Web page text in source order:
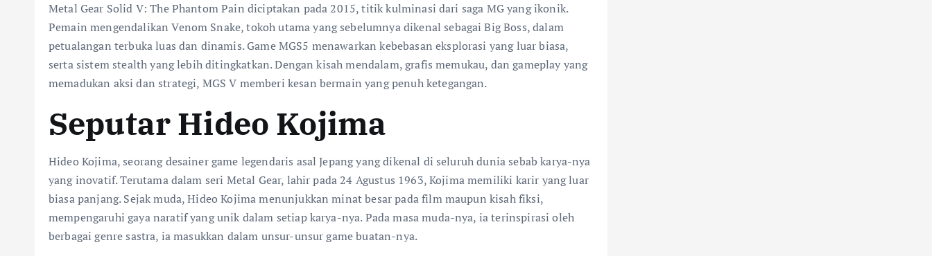
Metal Gear Solid V: The Phantom Pain diciptakan pada 2015, titik kulminasi dari saga MG yang ikonik.
Pemain mengendalikan Venom Snake, tokoh utama yang sebelumnya dikenal sebagai Big Boss, dalam
petualangan terbuka luas dan dinamis. Game MGS5 menawarkan kebebasan eksplorasi yang luar biasa,
serta sistem stealth yang lebih ditingkatkan. Dengan kisah mendalam, grafis memukau, dan gameplay yang
memadukan aksi dan strategi, MGS V memberi kesan bermain yang penuh ketegangan.
Seputar Hideo Kojima
Hideo Kojima, seorang desainer game legendaris asal Jepang yang dikenal di seluruh dunia sebab karya-nya
yang inovatif. Terutama dalam seri Metal Gear, lahir pada 24 Agustus 1963, Kojima memiliki karir yang luar
biasa panjang. Sejak muda, Hideo Kojima menunjukkan minat besar pada film maupun kisah fiksi,
mempengaruhi gaya naratif yang unik dalam setiap karya-nya. Pada masa muda-nya, ia terinspirasi oleh
berbagai genre sastra, ia masukkan dalam unsur-unsur game buatan-nya.